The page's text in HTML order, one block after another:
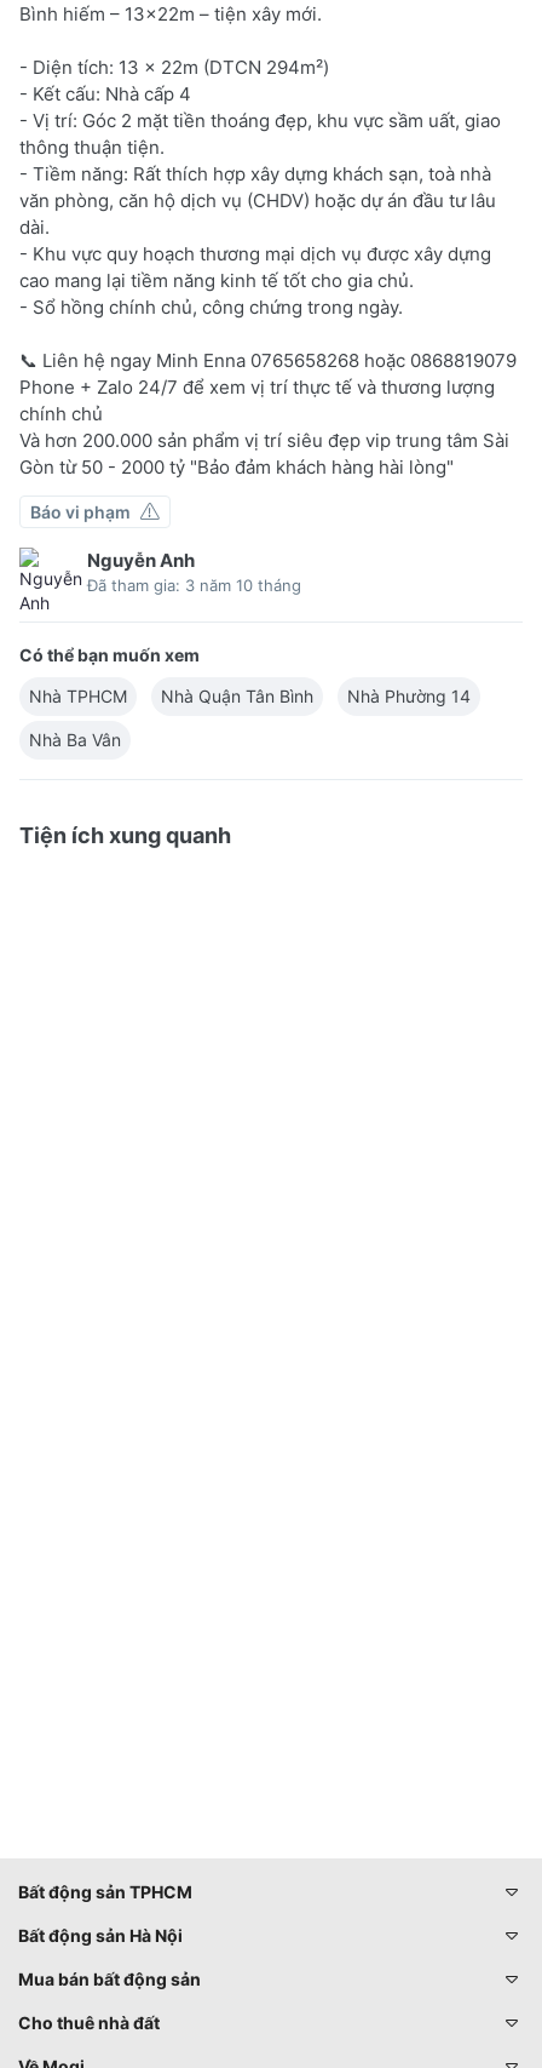
Bình hiếm – 13x22m – tiện xây mới.
- Diện tích: 13 x 22m (DTCN 294m²)
- Kết cấu: Nhà cấp 4
- Vị trí: Góc 2 mặt tiền thoáng đẹp, khu vực sầm uất, giao
thông thuận tiện.
- Tiềm năng: Rất thích hợp xây dựng khách sạn, toà nhà
văn phòng, căn hộ dịch vụ (CHDV) hoặc dự án đầu tư lâu
dài.
- Khu vực quy hoạch thương mại dịch vụ được xây dựng
cao mang lại tiềm năng kinh tế tốt cho gia chủ.
- Sổ hồng chính chủ, công chứng trong ngày.
📞 Liên hệ ngay Minh Enna 0765658268 hoặc 0868819079
Phone + Zalo 24/7 để xem vị trí thực tế và thương lượng
chính chủ
Và hơn 200.000 sản phẩm vị trí siêu đẹp vip trung tâm Sài
Gòn từ 50 - 2000 tỷ "Bảo đảm khách hàng hài lòng"
Báo vi phạm
Nguyễn Anh
Đã tham gia: 3 năm 10 tháng
Có thể bạn muốn xem
Nhà TPHCM
Nhà Quận Tân Bình Nhà Phường 14
Nhà Ba Vân
Tiện ích xung quanh
Bất động sản TPHCM
Bất động sản Hà Nội
Mua bán bất động sản
Cho thuê nhà đất